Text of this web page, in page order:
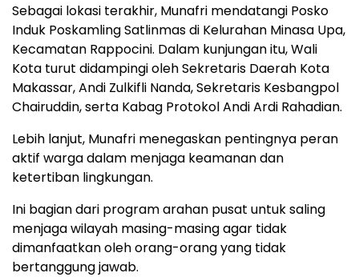
Sebagai lokasi terakhir, Munafri mendatangi Posko
Induk Poskamling Satlinmas di Kelurahan Minasa Upa,
Kecamatan Rappocini. Dalam kunjungan itu, Wali
Kota turut didampingi oleh Sekretaris Daerah Kota
Makassar, Andi Zulkifli Nanda, Sekretaris Kesbangpol
Chairuddin, serta Kabag Protokol Andi Ardi Rahadian.
Lebih lanjut, Munafri menegaskan pentingnya peran
aktif warga dalam menjaga keamanan dan
ketertiban lingkungan.
Ini bagian dari program arahan pusat untuk saling
menjaga wilayah masing-masing agar tidak
dimanfaatkan oleh orang-orang yang tidak
bertanggung jawab.